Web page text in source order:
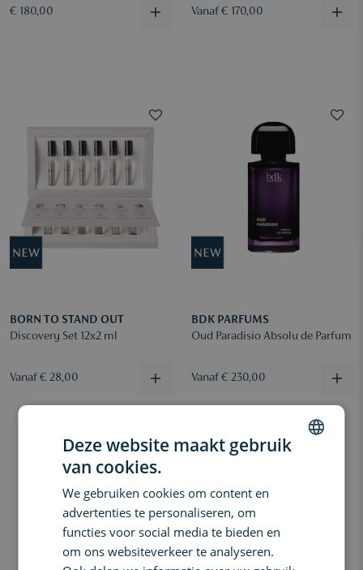
€ 180,00 Vanaf € 170,00
BORN TO STAND OUT
Discovery Set 12x2 ml
Vanaf € 28,00
BDK PARFUMS
Oud Paradisio Absolu de Parfum
Vanaf € 230,00
Deze website maakt gebruik
van cookies.
We gebruiken cookies om content en
advertenties te personaliseren, om
functies voor social media te bieden en
om ons websiteverkeer te analyseren.